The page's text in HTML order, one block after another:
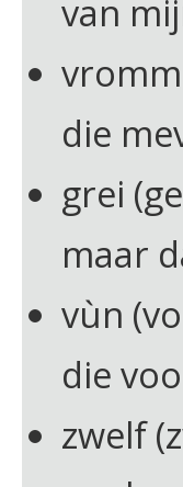
van
die
grei
maar
vùn
die
zwelf